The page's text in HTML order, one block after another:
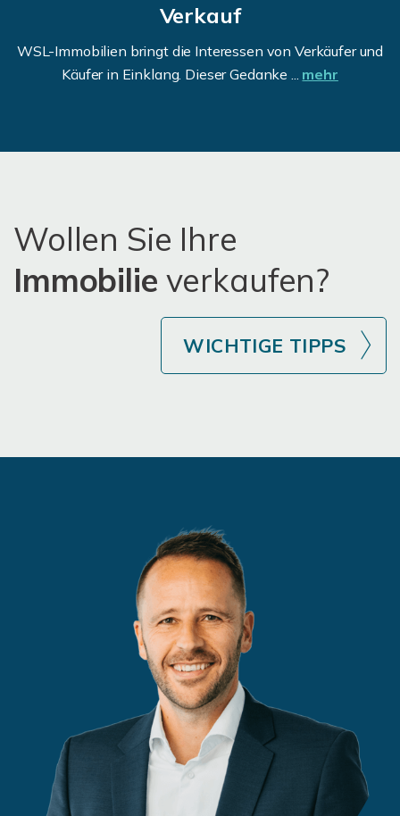
Verkauf
WSL-Immobilien bringt die Interessen von Verkäufer und
Käufer in Einklang. Dieser Gedanke ... mehr
Wollen Sie Ihre
Immobilie verkaufen?
WICHTIGE TIPPS